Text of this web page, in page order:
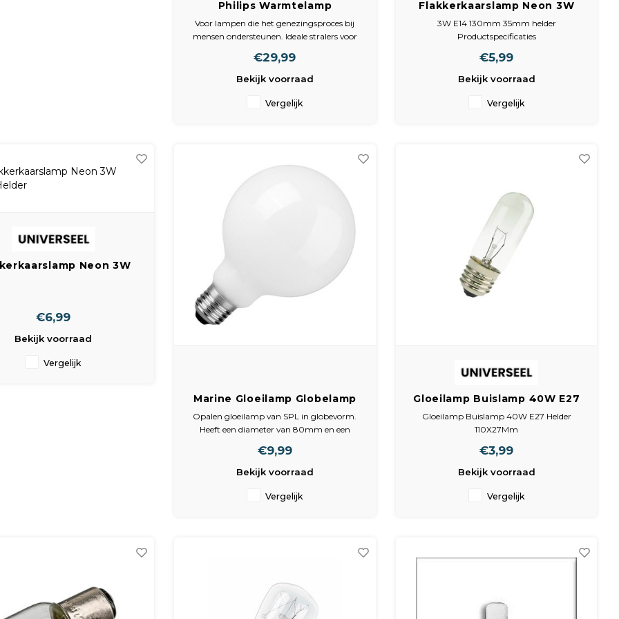
Philips Warmtelamp
Persglaslamp Infrarood Rood
150W E27 Par38
Voor lampen die het genezingsproces bij
mensen ondersteunen. Ideale stralers voor
spierspanningen en sportblessures.
Vermindering van spierpijn en
€29,99
Bekijk voorraad
Vergelijk
Flakkerkaarslamp Neon 3W
E14 Helder 35X97
3W E14 130mm 35mm helder
Productspecificaties
€5,99
Bekijk voorraad
Vergelijk
Neon 3W
€6,99
Bekijk voorraad
Vergelijk
Marine Gloeilamp Globelamp
25W E27 80Mm Opaal
Opalen gloeilamp van SPL in globevorm.
Heeft een diameter van 80mm en een
coating zacht, sfeervol licht. Volledig
dimbaar.
levensduur van 1500 branduren. Wij geven
€9,99
Bekijk voorraad
Vergelijk
Gloeilamp Buislamp 40W E27
Helder 110X27Mm
Gloeilamp Buislamp 40W E27 Helder
110X27Mm
€3,99
Bekijk voorraad
Vergelijk